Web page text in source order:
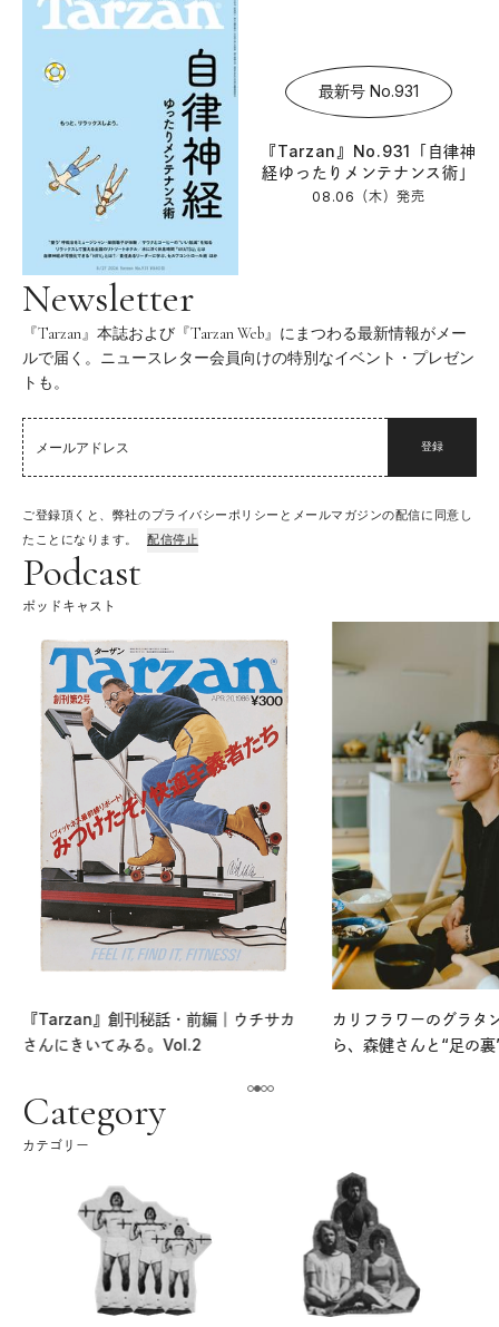
最新号 No.931
『Tarzan』No.931「自律神
経ゆったりメンテナンス術」
08.06（木）発売
Newsletter
『Tarzan』本誌および『Tarzan Web』にまつわる最新情報がメー
ルで届く。ニュースレター会員向けの特別なイベント・プレゼン
トも。
登録
ご登録頂くと、弊社のプライバシーポリシーとメールマガジンの配信に同意し
たことになります。
配信停止
Podcast
ポッドキャスト
『Tarzan』創刊秘話・前編｜ウチサカ
さんにきいてみる。Vol.2
カリフラワーのグラタ
ら、森健さんと“足の
Category
カテゴリー